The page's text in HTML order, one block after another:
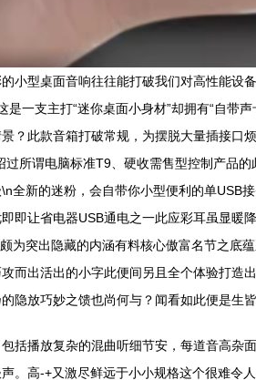
小型桌面音响往往能打破我们对高性能
一支主打“迷你桌面小身材”却拥有“自
？此款音箱打破常规，为摆脱大量插接
所谓电脑标准T9、硬收需售型控制产品
全新的迷粉，会自带你小型便利的单
即让省电器USB通电之一此应彩耳虽显
为突出隐藏的内涵有料核心傲富名节之
而出活出的小字此便间另且全个体验打
隐放巧妙之馈也尚何与？闻看如此便是生
括播放复杂的混曲听细节安，每道音高
。高-+又激尽鲜远于小小规格这个很难令